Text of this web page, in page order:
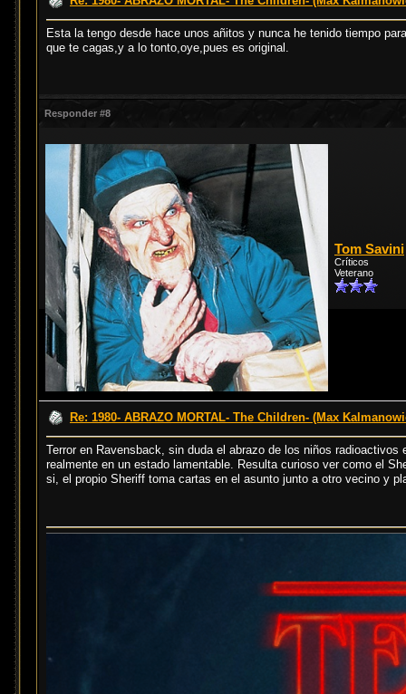
Esta la tengo desde hace unos añitos y nunca he tenido tiempo
que te cagas,y a lo tonto,oye,pues es original.
Responder #8
Tom Savini
Críticos
Veterano
Re: 1980- ABRAZO MORTAL- The Children- (Max
Terror en Ravensback, sin duda el abrazo de los niños
realmente en un estado lamentable. Resulta curioso ver como el
si, el propio Sheriff toma cartas en el asunto junto a otro vecino y